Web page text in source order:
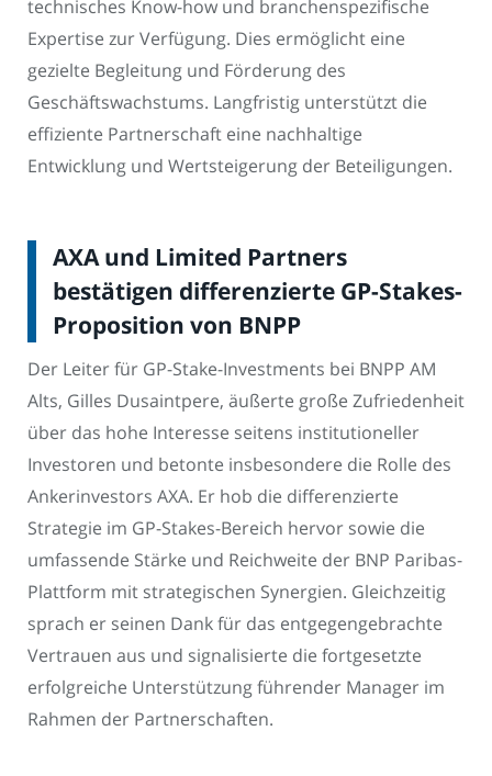
technisches Know-how und branchenspezifische
Expertise zur Verfügung. Dies ermöglicht eine
gezielte Begleitung und Förderung des
Geschäftswachstums. Langfristig unterstützt die
effiziente Partnerschaft eine nachhaltige
Entwicklung und Wertsteigerung der Beteiligungen.
AXA und Limited Partners
bestätigen differenzierte GP-Stakes-
Proposition von BNPP
Der Leiter für GP-Stake-Investments bei BNPP AM
Alts, Gilles Dusaintpere, äußerte große Zufriedenheit
über das hohe Interesse seitens institutioneller
Investoren und betonte insbesondere die Rolle des
Ankerinvestors AXA. Er hob die differenzierte
Strategie im GP-Stakes-Bereich hervor sowie die
umfassende Stärke und Reichweite der BNP Paribas-
Plattform mit strategischen Synergien. Gleichzeitig
sprach er seinen Dank für das entgegengebrachte
Vertrauen aus und signalisierte die fortgesetzte
erfolgreiche Unterstützung führender Manager im
Rahmen der Partnerschaften.